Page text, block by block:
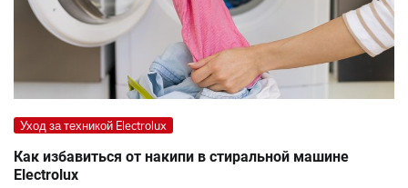
Уход за техникой Electrolux
Как избавиться от накипи в стиральной машине
Electrolux